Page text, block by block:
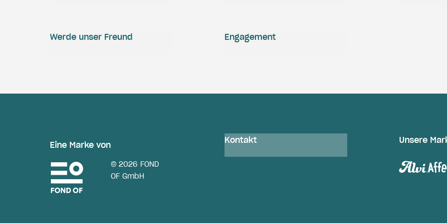
Engagement
Werde unser Freund
Eine Marke von
© 2026 FOND
OF GmbH
Kontakt Unsere